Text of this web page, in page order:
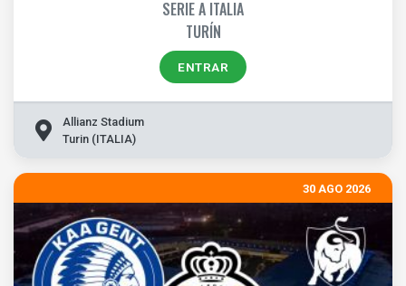
SERIE A ITALIA
TURÍN
ENTRAR
Allianz Stadium
Turin (ITALIA)
30 AGO 2026